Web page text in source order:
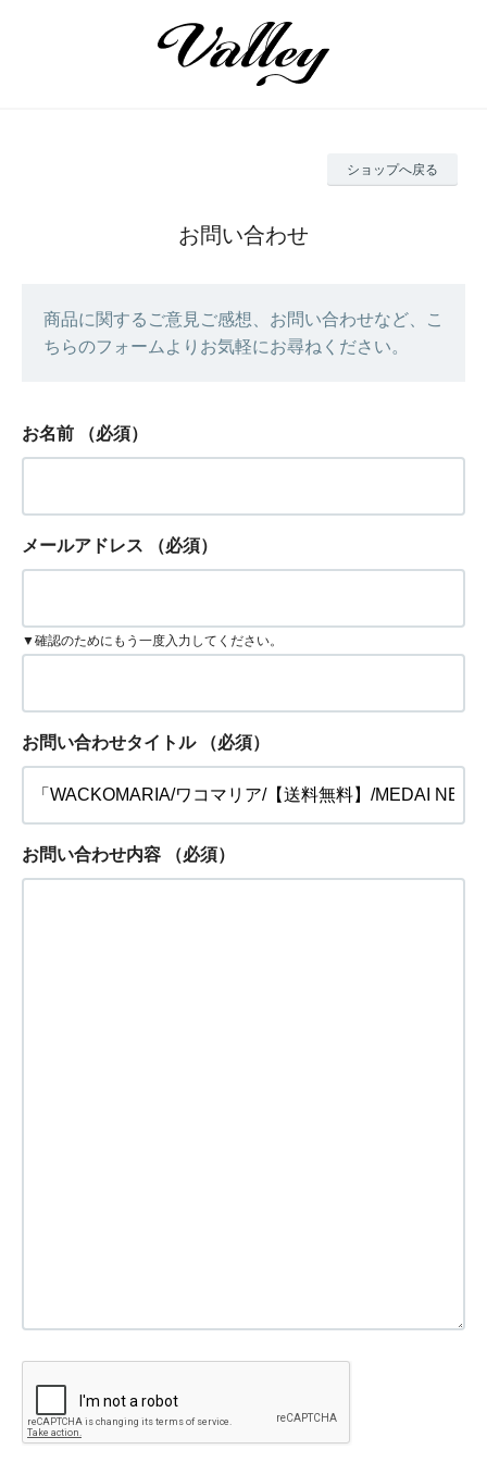
ショップへ戻る
お問い合わせ
商品に関するご意見ご感想、お問い合わせなど、こ
ちらのフォームよりお気軽にお尋ねください。
お名前 （必須）
メールアドレス （必須）
▼確認のためにもう一度入力してください。
お問い合わせタイトル （必須）
お問い合わせ内容 （必須）